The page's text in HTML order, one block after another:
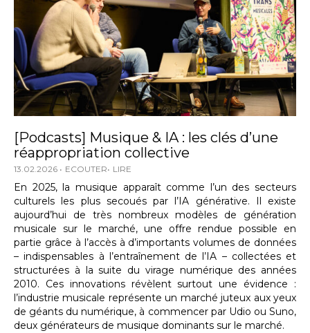
[Podcasts] Musique & IA : les clés d’une
réappropriation collective
13.02.2026 ECOUTER LIRE
En 2025, la musique apparaît comme l’un des secteurs
culturels les plus secoués par l’IA générative. Il existe
aujourd’hui de très nombreux modèles de génération
musicale sur le marché, une offre rendue possible en
partie grâce à l’accès à d’importants volumes de données
– indispensables à l’entraînement de l’IA – collectées et
structurées à la suite du virage numérique des années
2010. Ces innovations révèlent surtout une évidence :
l’industrie musicale représente un marché juteux aux yeux
de géants du numérique, à commencer par Udio ou Suno,
deux générateurs de musique dominants sur le marché.